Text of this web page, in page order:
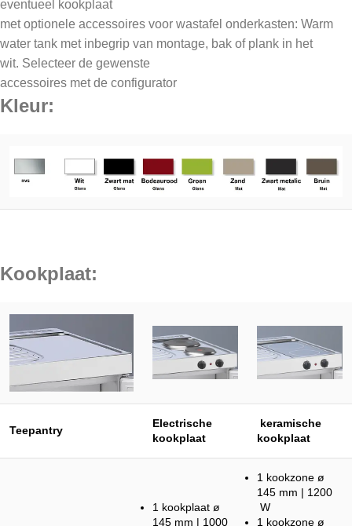
eventueel kookplaat
met optionele accessoires voor wastafel onderkasten: Warm
water tank met inbegrip van montage, bak of plank in het
wit. Selecteer de gewenste
accessoires met de configurator
Kleur:
Kookplaat:
Teepantry
Electrische
kookplaat
keramische
kookplaat
1 kookplaat ø
145 mm | 1000
1 kookzone ø
145 mm | 1200
W
1 kookzone ø